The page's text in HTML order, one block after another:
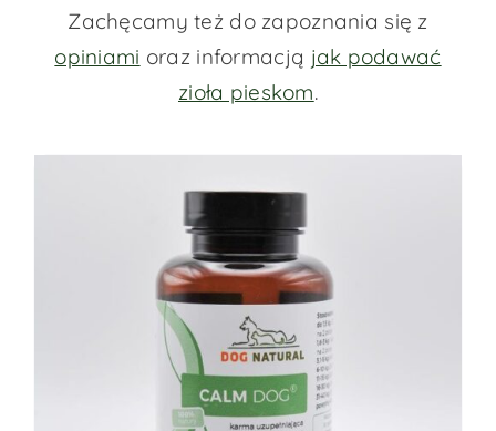
Zachęcamy też do zapoznania się z
opiniami oraz informacją jak podawać
zioła pieskom.